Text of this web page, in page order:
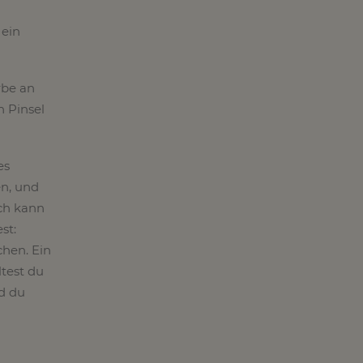
an
Pinsel
und
kann
Ein
du
du